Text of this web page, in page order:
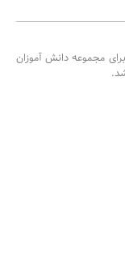
مجموعه دانش آموزان